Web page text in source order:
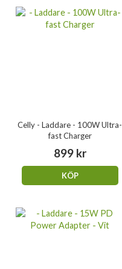
Celly - Laddare - 100W Ultra-
fast Charger
899 kr
KÖP